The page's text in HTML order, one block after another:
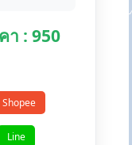
า : 950
Shopee
Line